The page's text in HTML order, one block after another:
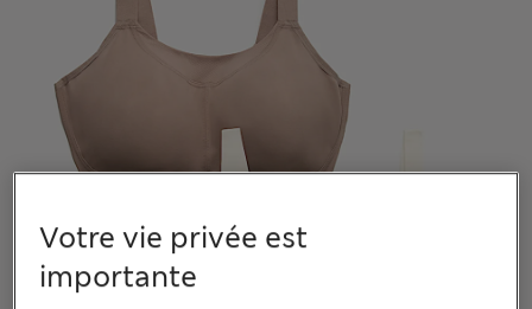
Votre vie privée est
importante